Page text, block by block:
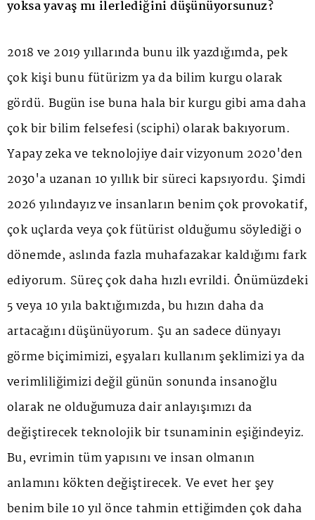
yoksa yavaş mı ilerlediğini düşünüyorsunuz?
2018 ve 2019 yıllarında bunu ilk yazdığımda, pek
çok kişi bunu fütürizm ya da bilim kurgu olarak
gördü. Bugün ise buna hala bir kurgu gibi ama daha
çok bir bilim felsefesi (sciphi) olarak bakıyorum.
Yapay zeka ve teknolojiye dair vizyonum 2020'den
2030'a uzanan 10 yıllık bir süreci kapsıyordu. Şimdi
2026 yılındayız ve insanların benim çok provokatif,
çok uçlarda veya çok fütürist olduğumu söylediği o
dönemde, aslında fazla muhafazakar kaldığımı fark
ediyorum. Süreç çok daha hızlı evrildi. Önümüzdeki
5 veya 10 yıla baktığımızda, bu hızın daha da
artacağını düşünüyorum. Şu an sadece dünyayı
görme biçimimizi, eşyaları kullanım şeklimizi ya da
verimliliğimizi değil günün sonunda insanoğlu
olarak ne olduğumuza dair anlayışımızı da
değiştirecek teknolojik bir tsunaminin eşiğindeyiz.
Bu, evrimin tüm yapısını ve insan olmanın
anlamını kökten değiştirecek. Ve evet her şey
benim bile 10 yıl önce tahmin ettiğimden çok daha